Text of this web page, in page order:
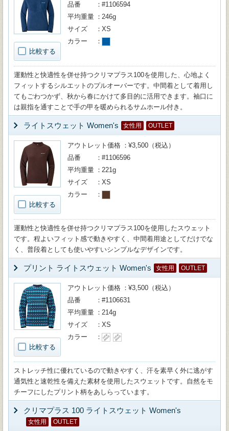
比較する
品番
#1106594
平均重量
246g
サイズ
XS
カラー
運動性と快適性を併せ持つクリマプラス100を使用した、心地よく
フィットするシルエットのプルオーバーです。中間着として着用し
てもごわつかず、秋から春にかけて多目的に活用できます。袖口に
は親指を通すことで手の甲を暖められるサムホール付き。
ライトスウェット Women's 女性用 OUTLET
比較する
アウトレット価格
¥3,500（税込）
品番
#1106596
平均重量
221g
サイズ
XS
カラー
運動性と快適性を併せ持つクリマプラス100を使用したスウェット
です。程よいフィット感で動きやすく、中間着用途としてだけでな
く、普段着としても使いやすいシンプルなデザインです。
プリント ライトスウェット Women's 女性用 OUTLET
比較する
アウトレット価格
¥3,500（税込）
品番
#1106631
平均重量
214g
サイズ
XS
カラー
ストレッチ性に優れているので動きやすく、汗を素早く外に逃がす
通気性と速乾性を備えた素材を使用したスウェットです。自然をモ
チーフにしたプリント柄をあしらっています。
クリマプラス 100 ライトスウェット Women's
女性用 OUTLET